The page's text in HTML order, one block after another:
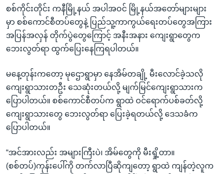
စစ်ကိုင်းတိုင်း ကနီမြို့နယ် အပါအဝင် မြို့နယ်အတော်များများ
မှာ စစ်ကောင်စီတပ်တွေနဲ့ ပြည်သူ့ကာကွယ်ရေးတပ်တွေအကြား
အပြန်အလှန် တိုက်ပွဲတွေကြောင့် အနီးအနား ကျေးရွာတွေက
ဘေးလွတ်ရာ ထွက်ပြေးနေကြရပါတယ်။
မနေ့တုန်းကတော့ မုဌောရွာမှာ နေအိမ်တချို့ မီးလောင်ခဲ့သလို
ကျေးရွာသားတဦး သေဆုံးတယ်လို့ မျက်မြင်ကျေးရွာသားက
ပြောပါတယ်။ စစ်ကောင်စီတပ်က ရွာထဲ ဝင်ရောက်ပစ်ခတ်လို့
ကျေးရွာသားတွေ ဘေးလွတ်ရာ ပြေးခဲ့ရတယ်လို့ ဒေသခံက
ပြောပါတယ်။
“အင်အားလည်း အများကြီးပဲ၊ အိမ်တွေကို မီးရှို့တာ။
(စစ်တပ်)ကုန်းပေါ်ကို တက်လာပြီဆိုကျတော့ ရွာထဲ ကျန်တဲ့လူက